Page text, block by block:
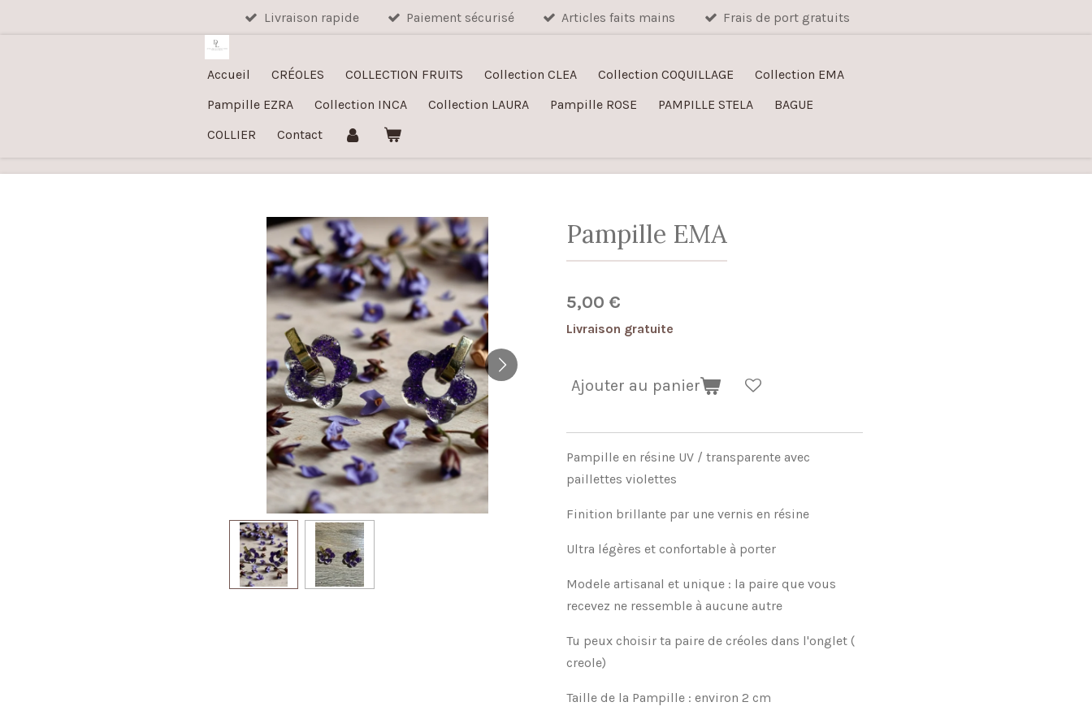
Livraison rapide Paiement sécurisé Articles faits mains Frais de port gratuits
Accueil CRÉOLES COLLECTION FRUITS Collection CLEA Collection COQUILLAGE
Collection EMA
Pampille EZRA
Collection INCA Collection LAURA Pampille ROSE PAMPILLE STELA
BAGUE
COLLIER
Contact
Pampille EMA
5,00 €
Livraison gratuite
Ajouter au panier
Pampille en résine UV / transparente avec
paillettes violettes
Finition brillante par une vernis en résine
Ultra légères et confortable à porter
Modele artisanal et unique : la paire que vous
recevez ne ressemble à aucune autre
Tu peux choisir ta paire de créoles dans l'onglet (
creole)
Taille de la Pampille : environ 2 cm